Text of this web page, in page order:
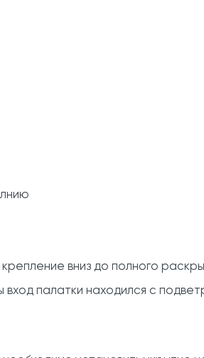
вниз до полного
палатки находился с